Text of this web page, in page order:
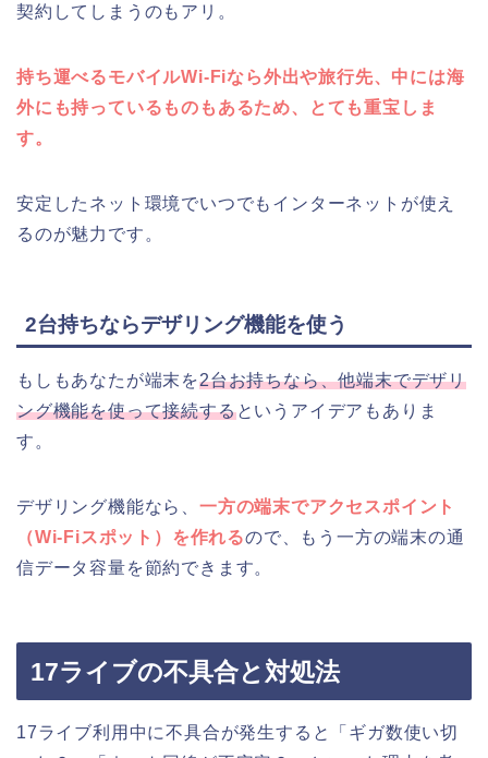
契約してしまうのもアリ。
持ち運べるモバイルWi-Fiなら外出や旅行先、中には海
外にも持っているものもあるため、とても重宝しま
す。
安定したネット環境でいつでもインターネットが使え
るのが魅力です。
2台持ちならデザリング機能を使う
もしもあなたが端末を2台お持ちなら、他端末でデザリ
ング機能を使って接続するというアイデアもありま
す。
デザリング機能なら、 一方の端末でアクセスポイント
（Wi-Fiスポット）を作れるので、もう一方の端末の通
信データ容量を節約できます。
17ライブの不具合と対処法
17ライブ利用中に不具合が発生すると「ギガ数使い切